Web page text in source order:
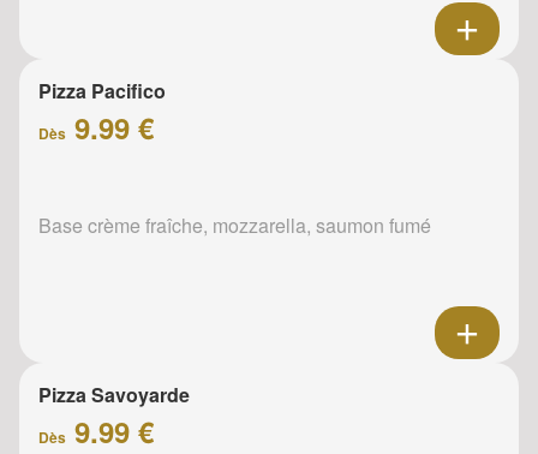
Pizza Pacifico
Dès 9.99 €
Base crème fraîche, mozzarella, saumon fumé
Pizza Savoyarde
Dès 9.99 €